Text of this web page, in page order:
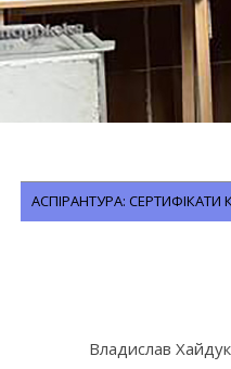
АСПІРАНТУРА: СЕРТИФІКАТИ
Владислав